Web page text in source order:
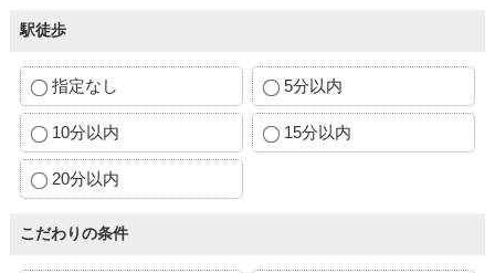
駅徒歩
指定なし 5分以内
10分以内 15分以内
20分以内
こだわりの条件